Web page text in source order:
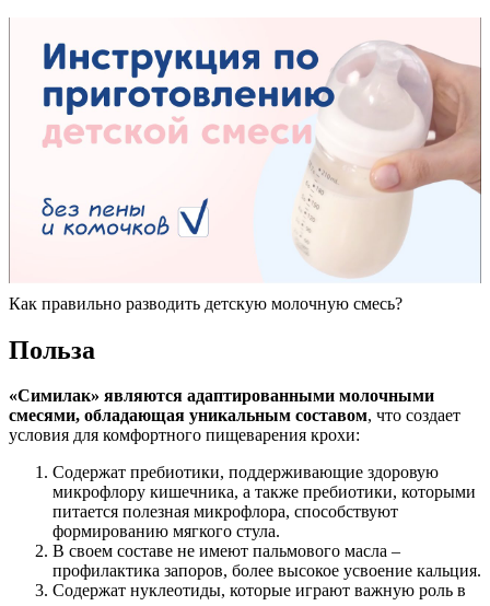
Как правильно разводить детскую молочную смесь?
Польза
«Симилак» являются адаптированными молочными
смесями, обладающая уникальным составом, что создает
условия для комфортного пищеварения крохи:
Содержат пребиотики, поддерживающие здоровую
микрофлору кишечника, а также пребиотики, которыми
питается полезная микрофлора, способствуют
формированию мягкого стула.
В своем составе не имеют пальмового масла –
профилактика запоров, более высокое усвоение кальция.
Содержат нуклеотиды, которые играют важную роль в